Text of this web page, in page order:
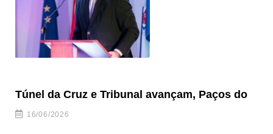
Túnel da Cruz e Tribunal avançam, Paços do
16/06/2026